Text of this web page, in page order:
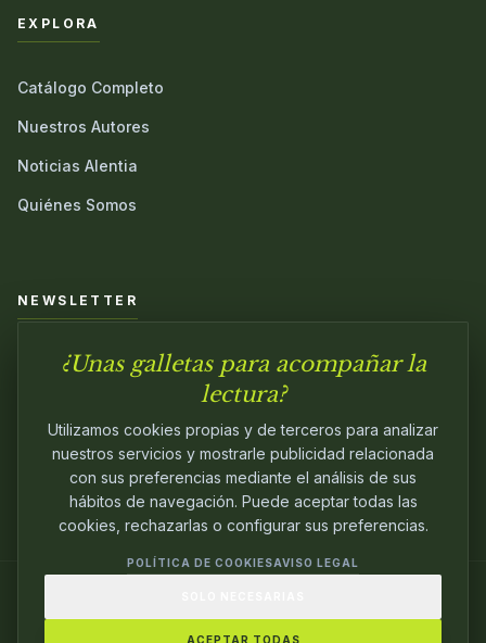
EXPLORA
Catálogo Completo
Nuestros Autores
Noticias Alentia
Quiénes Somos
NEWSLETTER
Únete a nuestra comunidad y sé el primero en conocer las
PASIÓN.
¿Unas galletas para acompañar la
lectura?
Utilizamos cookies propias y de terceros para analizar
nuestros servicios y mostrarle publicidad relacionada
con sus preferencias mediante el análisis de sus
hábitos de navegación. Puede aceptar todas las
cookies, rechazarlas o configurar sus preferencias.
POLÍTICA DE COOKIESAVISO LEGAL
ACEPTAR TODAS